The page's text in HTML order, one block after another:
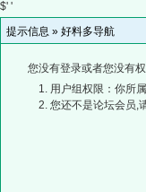
$' '
提示信息 » 好料多导航
您没有登录或者您没有
用户组权限：你所
您还不是论坛会员,